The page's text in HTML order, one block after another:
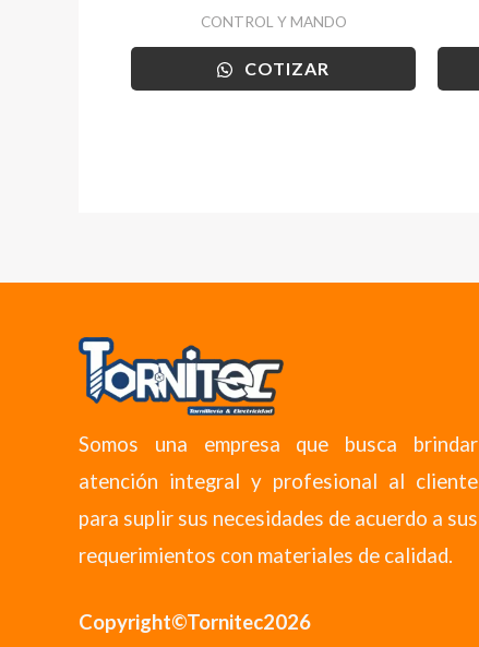
CONTROL Y MANDO
COTIZAR
Somos una empresa que busca brindar
atención integral y profesional al cliente
para suplir sus necesidades de acuerdo a sus
requerimientos con materiales de calidad.
Copyright©Tornitec2026